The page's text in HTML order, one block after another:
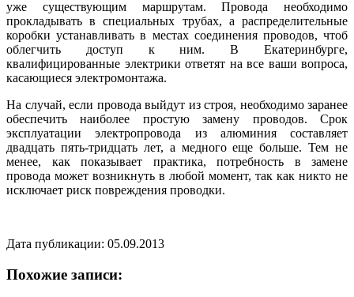
уже существующим маршрутам. Провода необходимо
прокладывать в специальных трубах, а распределительные
коробки устанавливать в местах соединения проводов, чтоб
облегчить доступ к ним. В Екатеринбурге,
квалифицированные электрики ответят на все ваши вопроса,
касающиеся электромонтажа.
На случай, если провода выйдут из строя, необходимо заранее
обеспечить наиболее простую замену проводов. Срок
эксплуатации электропровода из алюминия составляет
двадцать пять-тридцать лет, а медного еще больше. Тем не
менее, как показывает практика, потребность в замене
провода может возникнуть в любой момент, так как никто не
исключает риск повреждения проводки.
Дата публикации: 05.09.2013
Похожие записи: